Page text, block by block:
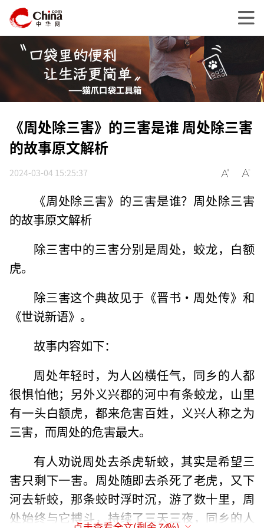
《周处除三害》的三害是谁 周处除三害
的故事原文解析
2024-03-04 15:25:37
《周处除三害》的三害是谁？周处除三害
的故事原文解析
除三害中的三害分别是周处，蛟龙，白额
虎。
除三害这个典故见于《晋书·周处传》和
《世说新语》。
故事内容如下：
周处年轻时，为人凶横任气，同乡的人都
很惧怕他；另外义兴郡的河中有条蛟龙，山里
有一头白额虎，都来危害百姓，义兴人称之为
三害，而周处的危害最大。
有人劝说周处去杀虎斩蛟，其实是希望三
害只剩下一害。周处随即去杀死了老虎，又下
河去斩蛟，那条蛟时浮时沉，游了数十里，周
处始终与它搏斗，持续了三天三夜，同乡的人